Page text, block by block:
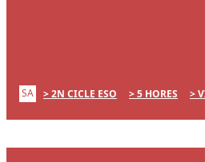
SA 2N CICLE ESO 5 HORES